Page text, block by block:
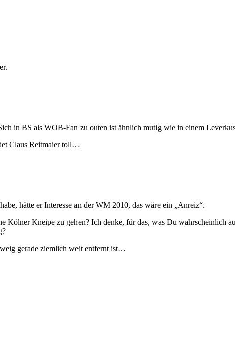
in BS als WOB-Fan zu outen ist ähnlich mutig wie in einem
Claus Reitmaier toll…
hätte er Interesse an der WM 2010, das wäre ein „Anreiz“.
Kneipe zu gehen? Ich denke, für das, was Du wahrscheinlich
gerade ziemlich weit entfernt ist…